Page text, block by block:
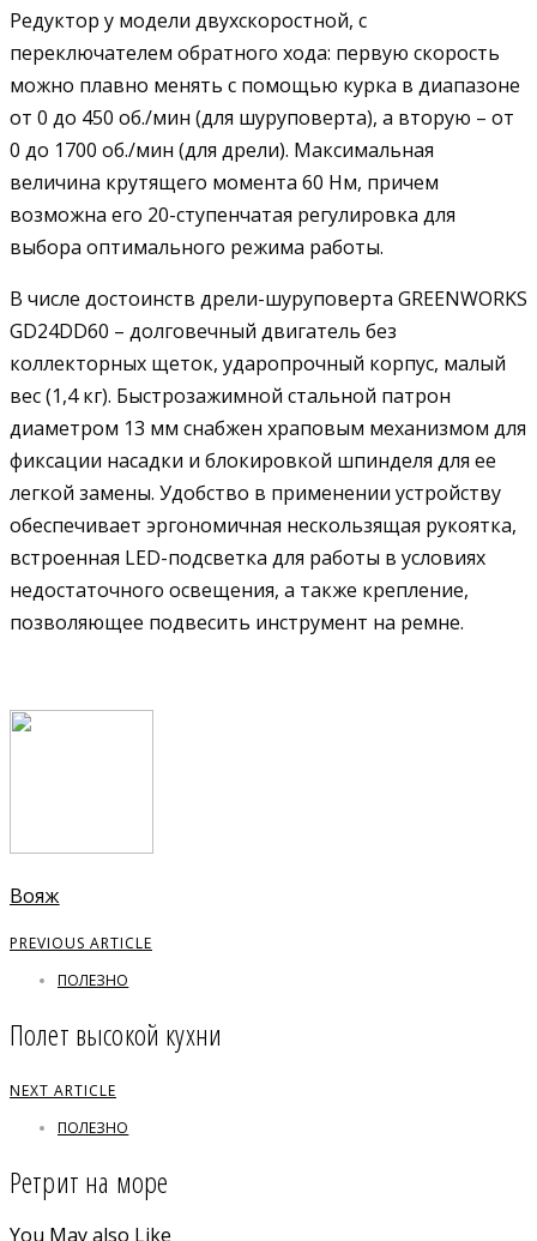
Редуктор у модели двухскоростной, с
переключателем обратного хода: первую скорость
можно плавно менять с помощью курка в диапазоне
от 0 до 450 об./мин (для шуруповерта), а вторую – от
0 до 1700 об./мин (для дрели). Максимальная
величина крутящего момента 60 Нм, причем
возможна его 20-ступенчатая регулировка для
выбора оптимального режима работы.
В числе достоинств дрели-шуруповерта GREENWORKS
GD24DD60 – долговечный двигатель без
коллекторных щеток, ударопрочный корпус, малый
вес (1,4 кг). Быстрозажимной стальной патрон
диаметром 13 мм снабжен храповым механизмом для
фиксации насадки и блокировкой шпинделя для ее
легкой замены. Удобство в применении устройству
обеспечивает эргономичная нескользящая рукоятка,
встроенная LED-подсветка для работы в условиях
недостаточного освещения, а также крепление,
позволяющее подвесить инструмент на ремне.
Вояж
PREVIOUS ARTICLE
ПОЛЕЗНО
Полет высокой кухни
NEXT ARTICLE
ПОЛЕЗНО
Ретрит на море
You May also Like